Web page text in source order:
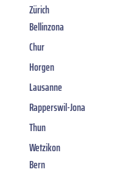
Zürich
Bellinzona
Chur
Horgen
Lausanne
Rapperswil-Jona
Thun
Wetzikon
Bern